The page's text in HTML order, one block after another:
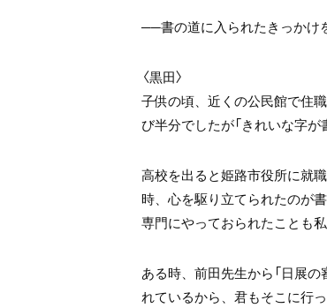
──書の道に入られたきっかけ
〈黒田〉
子供の頃、近くの公民館で住
び半分でしたが「きれいな字が
高校を出ると姫路市役所に就
時、心を駆り立てられたのが
専門にやっておられたことも
ある時、前田先生から「日展
れているから、君もそこに行